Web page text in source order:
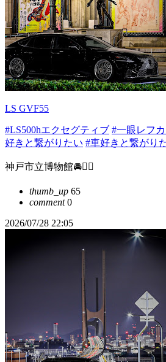
LS GVF55
#LS500hエクセグティブ #一眼レフ
好きと繋がりたい #車好きと繋がり
神戸市立博物館🚘❤️‍🔥
thumb_up 65
comment0
2026/07/28 22:05